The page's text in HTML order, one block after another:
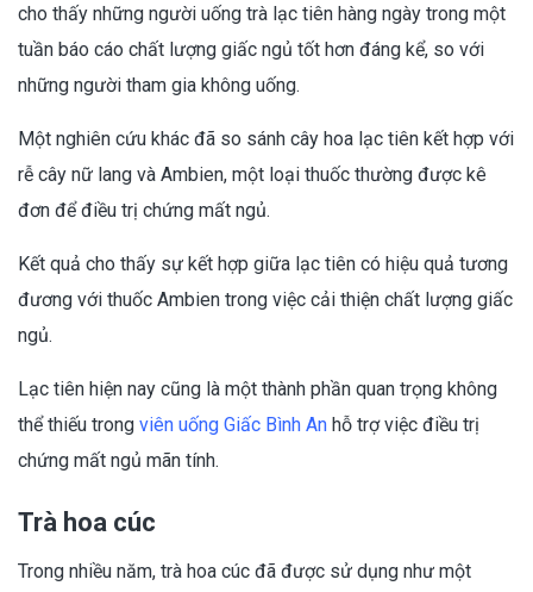
cho thấy những người uống trà lạc tiên hàng ngày trong một
tuần báo cáo chất lượng giấc ngủ tốt hơn đáng kể, so với
những người tham gia không uống.
Một nghiên cứu khác đã so sánh cây hoa lạc tiên kết hợp với
rễ cây nữ lang và Ambien, một loại thuốc thường được kê
đơn để điều trị chứng mất ngủ.
Kết quả cho thấy sự kết hợp giữa lạc tiên có hiệu quả tương
đương với thuốc Ambien trong việc cải thiện chất lượng giấc
ngủ.
Lạc tiên hiện nay cũng là một thành phần quan trọng không
thể thiếu trong viên uống Giấc Bình An hỗ trợ việc điều trị
chứng mất ngủ mãn tính.
Trà hoa cúc
Trong nhiều năm, trà hoa cúc đã được sử dụng như một